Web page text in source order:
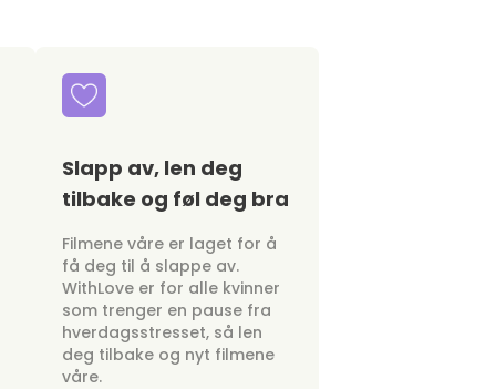
Slapp av, len deg
tilbake og føl deg bra
Filmene våre er laget for å
få deg til å slappe av.
WithLove er for alle kvinner
som trenger en pause fra
hverdagsstresset, så len
deg tilbake og nyt filmene
våre.